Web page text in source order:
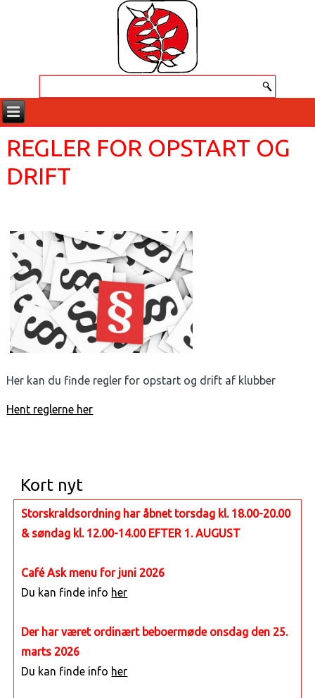
REGLER FOR OPSTART OG
DRIFT
Her kan du finde regler for opstart og drift af klubber
Hent reglerne her
Kort nyt
Storskraldsordning har åbnet torsdag kl. 18.00-20.00
& søndag kl. 12.00-14.00 EFTER 1. AUGUST
Café Ask menu for juni 2026
Du kan finde info her
Der har været ordinært beboermøde onsdag den 25.
marts 2026
Du kan finde info her